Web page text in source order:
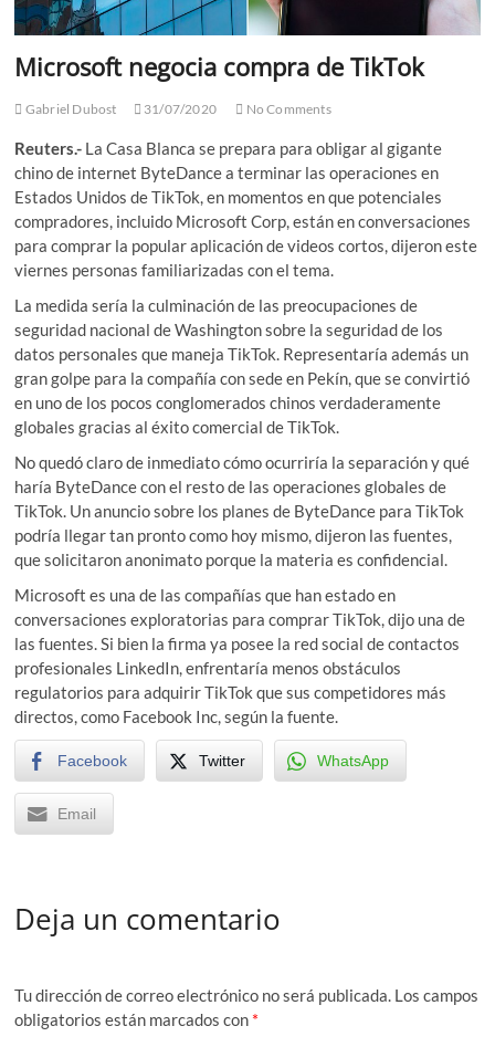
Microsoft negocia compra de TikTok
Gabriel Dubost 31/07/2020 No Comments
Reuters.- La Casa Blanca se prepara para obligar al gigante
chino de internet ByteDance a terminar las operaciones en
Estados Unidos de TikTok, en momentos en que potenciales
compradores, incluido Microsoft Corp, están en conversaciones
para comprar la popular aplicación de videos cortos, dijeron este
viernes personas familiarizadas con el tema.
La medida sería la culminación de las preocupaciones de
seguridad nacional de Washington sobre la seguridad de los
datos personales que maneja TikTok. Representaría además un
gran golpe para la compañía con sede en Pekín, que se convirtió
en uno de los pocos conglomerados chinos verdaderamente
globales gracias al éxito comercial de TikTok.
No quedó claro de inmediato cómo ocurriría la separación y qué
haría ByteDance con el resto de las operaciones globales de
TikTok. Un anuncio sobre los planes de ByteDance para TikTok
podría llegar tan pronto como hoy mismo, dijeron las fuentes,
que solicitaron anonimato porque la materia es confidencial.
Microsoft es una de las compañías que han estado en
conversaciones exploratorias para comprar TikTok, dijo una de
las fuentes. Si bien la firma ya posee la red social de contactos
profesionales LinkedIn, enfrentaría menos obstáculos
regulatorios para adquirir TikTok que sus competidores más
directos, como Facebook Inc, según la fuente.
Facebook Twitter WhatsApp
Email
Deja un comentario
Tu dirección de correo electrónico no será publicada. Los campos
obligatorios están marcados con *